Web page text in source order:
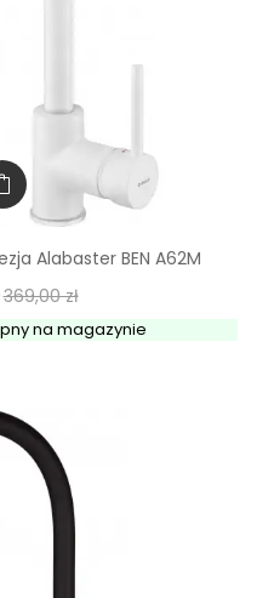
Alabaster BEN A62M
369,00 zł
na magazynie